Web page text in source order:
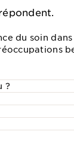
du soin
?